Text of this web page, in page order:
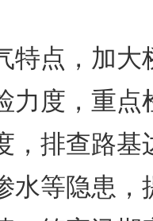
点，加大
力度，重点
，排查路基
水等隐患，